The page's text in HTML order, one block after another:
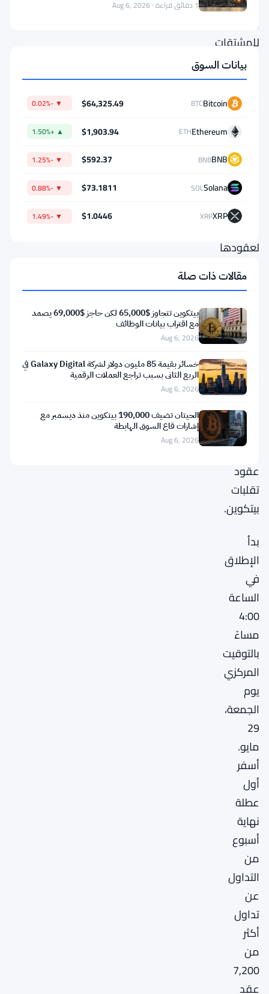
أكبر
سوق
للمشتقات
في
العالم
افتتح
التداول
مدار
الساعة
طوال
الأسبوع
لعقودها
وخياراتها
للعملات
الرقمية،
وفي
نفس
اليوم،
أطلقت
منتجًا
جديدًا
تمامًا:
عقود
تقلبات
بيتكوين.
بدأ
الإطلاق
في
الساعة
4:00
مساءً
بالتوقيت
المركزي
يوم
الجمعة،
29
مايو.
أسفر
أول
عطلة
نهاية
أسبوع
من
التداول
عن
تداول
أكثر
من
7,200
عقد
1 دقائق قراءة · Aug 6, 2026
بيانات السوق
Bitcoin
BTC
$64,325.49
▼ -0.02%
Ethereum
ETH
$1,903.94
▲ +1.50%
BNB
BNB
$592.37
▼ -1.25%
Solana
SOL
$73.1811
▼ -0.88%
XRP
XRP
$1.0446
▼ -1.49%
مقالات ذات صلة
بيتكوين تتجاوز $65,000 لكن حاجز $69,000 يصمد
مع اقتراب بيانات الوظائف
Aug 6, 2026
خسائر بقيمة 85 مليون دولار لشركة Galaxy Digital في
الربع الثاني بسبب تراجع العملات الرقمية
Aug 6, 2026
الحيتان تضيف 190,000 بيتكوين منذ ديسمبر مع
إشارات قاع السوق الهابطة
Aug 6, 2026